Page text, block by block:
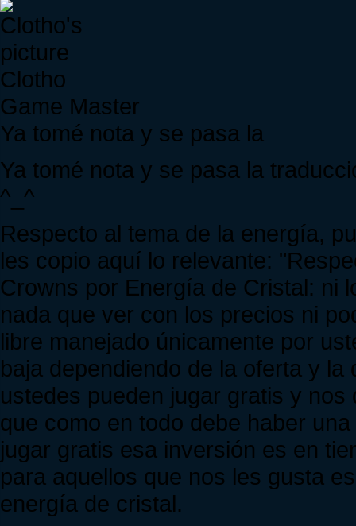
Clotho
Game Master
Ya tomé nota y se pasa la
Ya tomé nota y se pasa la
^_^
Respecto al tema de la energía,
les copio aquí lo relevante:
Crowns por Energía de Cristal: ni
nada que ver con los precios ni
libre manejado únicamente por
baja dependiendo de la oferta y
ustedes pueden jugar gratis y
que como en todo debe haber
jugar gratis esa inversión es en
para aquellos que nos les gusta
energía de cristal.